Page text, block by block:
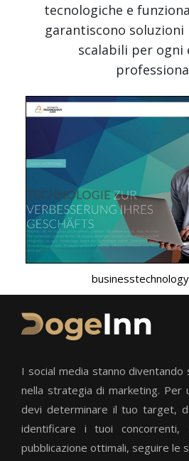
tecnologiche e
garantiscono
scalabili per ogni
I social media stanno
nella strategia di marketing. Per
devi determinare il tuo target,
identificare i tuoi
pubblicazione ottimali, seguire le